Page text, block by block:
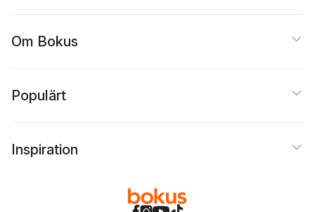
Om Bokus
Populärt
Inspiration